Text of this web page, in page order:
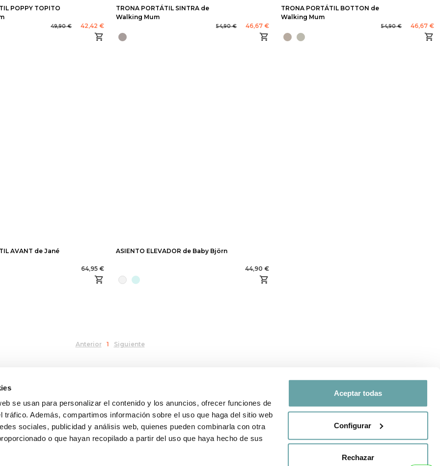
se usan para personalizar el contenido y los anuncios, ofrecer funciones de
tráfico. Además, compartimos información sobre el uso que haga del sitio web
sociales, publicidad y análisis web, quienes pueden combinarla con otra
o que hayan recopilado a partir del uso que haya hecho de sus
Aceptar todas
Configurar
Rechazar
POPPY TOPITO
49,90 € 42,42 €
TRONA PORTÁTIL SINTRA de
Walking Mum
54,90 € 46,67 €
TRONA PORTÁTIL BOTTON de
Walking Mum
54,90 € 46,67 €
AVANT de Jané
64,95 €
ASIENTO ELEVADOR de Baby Björn
44,90 €
Anterior 1 Siguiente
de entrega
y devoluciones
INFORMACIÓN LEGAL
Aviso legal
Política de confidencialidad y de
protección de datos
Política de cookies
SÍGUENOS EN
nosotros a través de